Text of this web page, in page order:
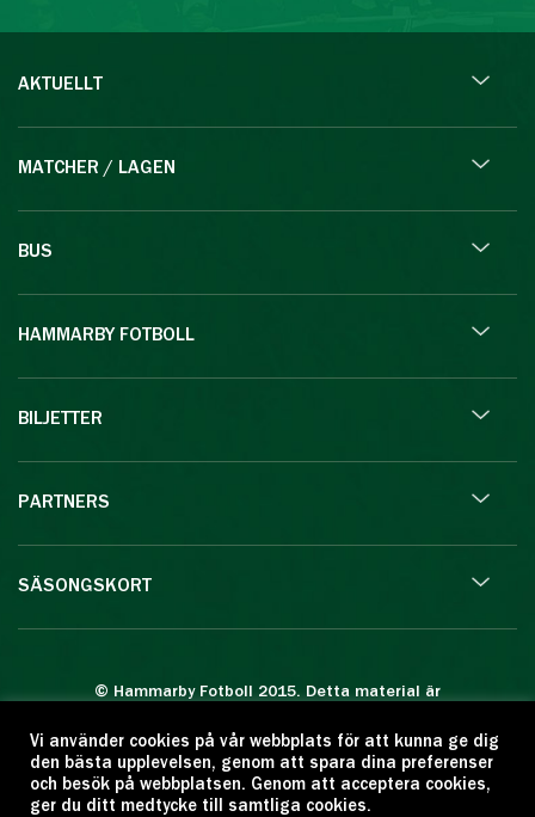
AKTUELLT
MATCHER / LAGEN
BUS
HAMMARBY FOTBOLL
BILJETTER
PARTNERS
SÄSONGSKORT
© Hammarby Fotboll 2015. Detta material är
Eftertryck eller annan kopiering är förbjuden.
Citera oss gärna men ange källan:
www.hammarbyfotboll.se. Ansvarig utgivare:
Vi använder cookies på vår webbplats för att kunna ge dig
den bästa upplevelsen, genom att spara dina preferenser
och besök på webbplatsen. Genom att acceptera cookies,
ger du ditt medtycke till samtliga cookies.